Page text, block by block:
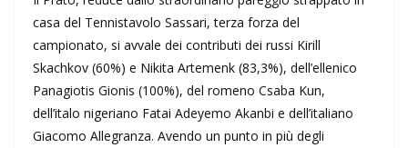
casa del Tennistavolo Sassari, terza forza del
campionato, si avvale dei contributi dei russi Kirill
Skachkov (60%) e Nikita Artemenk (83,3%), dell’ellenico
Panagiotis Gionis (100%), del romeno Csaba Kun,
dell’italo nigeriano Fatai Adeyemo Akanbi e dell’italiano
Giacomo Allegranza. Avendo un punto in più degli